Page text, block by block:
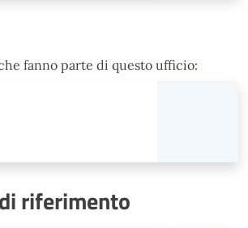
fanno parte di questo ufficio:
riferimento